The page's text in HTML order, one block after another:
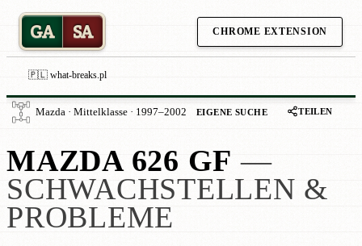
GA SA CHROME EXTENSION
🇵🇱 what-breaks.pl
Mazda · Mittelklasse · 1997–2002 EIGENE SUCHE TEILEN
MAZDA 626 GF —
SCHWACHSTELLEN &
PROBLEME